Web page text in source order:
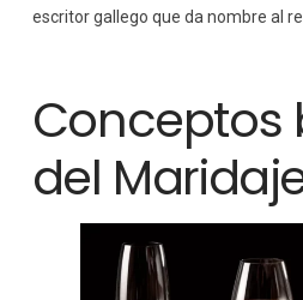
escritor gallego que da nombre al
Conceptos
del